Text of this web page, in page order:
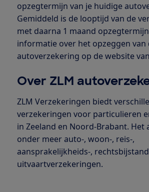
opzegtermijn van je huidige
Gemiddeld is de looptijd van de
met daarna 1 maand
informatie over het opzeggen van
autoverzekering op de website
Over ZLM
ZLM Verzekeringen biedt
verzekeringen voor particulieren
in Zeeland en Noord-Brabant. Het
onder meer auto-, woon-, reis-,
aansprakelijkheids-,
uitvaartverzekeringen.